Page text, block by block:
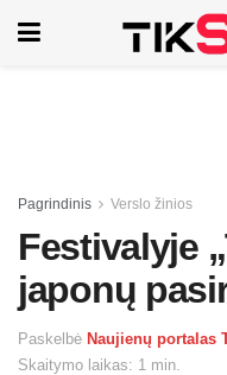
Pagrindinis Verslo žinios
Festivalyje
japonų
Paskelbė Naujienų portalas
Skaitymo laikas: 1 min.